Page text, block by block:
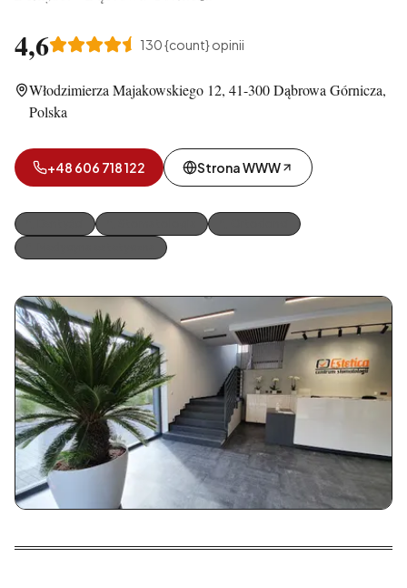
4,6 130{count} opinii
Włodzimierza Majakowskiego 12, 41-300 Dąbrowa Górnicza,
Polska
+48 606 718 122 Strona WWW